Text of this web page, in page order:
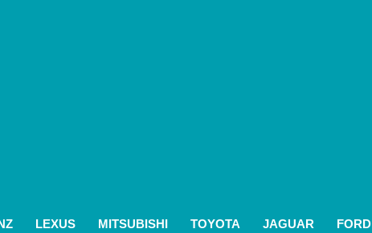
LEXUS MITSUBISHI TOYOTA JAGUAR FORD